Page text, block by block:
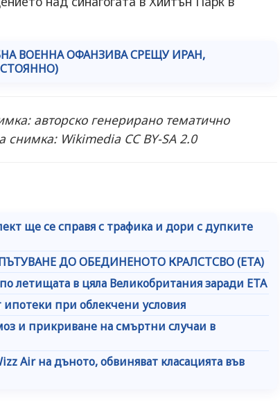
ВОЕННА ОФАНЗИВА СРЕЩУ ИРАН,
авторско генерирано тематично
снимка: Wikimedia CC BY-SA 2.0
ще се справя с трафика и дори с дупките
ДО ОБЕДИНЕНОТО КРАЛСТСВО (ЕТА)
в цяла Великобритания заради ETA
при облекчени условия
и прикриване на смъртни случаи в
Air на дъното, обвиняват класацията във